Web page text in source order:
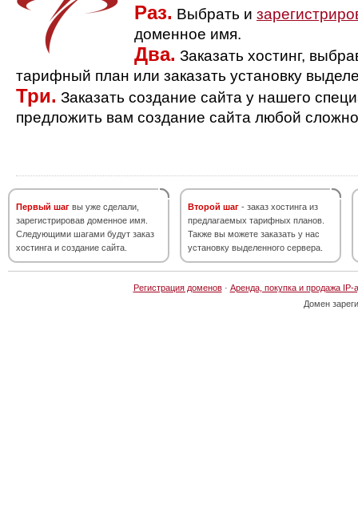
Раз. Выбрать и
доменное имя.
Два. Заказать хостинг,
тарифный план или заказать установку
Три. Заказать создание сайта у нашего
предложить вам создание сайта любой
Первый шаг вы уже сделали,
зарегистрировав доменное имя.
Следующими шагами будут заказ
хостинга и создание сайта.
Второй шаг - заказ хостинга из
предлагаемых тарифных планов.
Также вы можете заказать у нас
установку выделенного сервера.
Регистрация доменов· Аренда, покупка и продажа IP-
Домен